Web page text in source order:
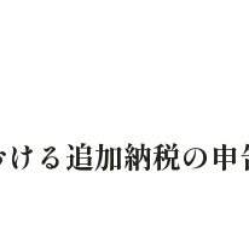
追加納税の申